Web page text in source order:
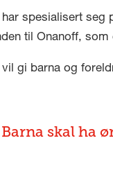
har spesialisert seg
til Onanoff,
vil gi barna og
Barna skal ha